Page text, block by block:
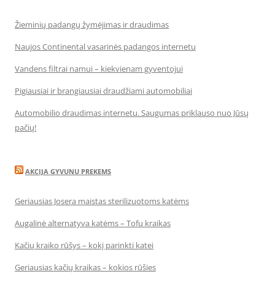
Žieminių padangų žymėjimas ir draudimas
Naujos Continental vasarinės padangos internetu
Vandens filtrai namui – kiekvienam gyventojui
Pigiausiai ir brangiausiai draudžiami automobiliai
Automobilio draudimas internetu. Saugumas priklauso nuo Jūsų
pačių!
AKCIJA GYVUNU PREKEMS
Geriausias Josera maistas sterilizuotoms katėms
Augalinė alternatyva katėms – Tofu kraikas
Kačių kraiko rūšys – kokį parinkti katei
Geriausias kačių kraikas – kokios rūšies